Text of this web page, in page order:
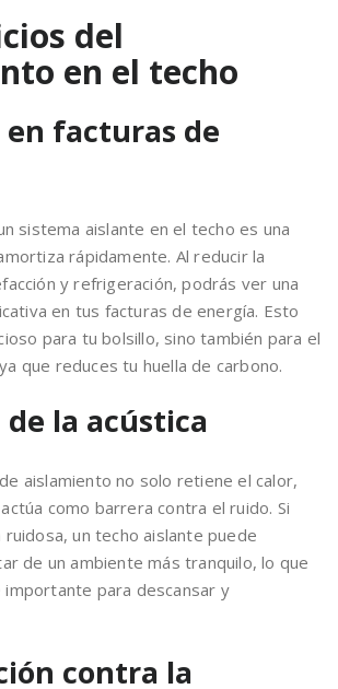
del
en el techo
facturas de
sistema aislante en el techo es una
rápidamente. Al reducir la
y refrigeración, podrás ver una
en tus facturas de energía. Esto
para tu bolsillo, sino también para el
que reduces tu huella de carbono.
la acústica
aislamiento no solo retiene el calor,
como barrera contra el ruido. Si
ruidosa, un techo aislante puede
de un ambiente más tranquilo, lo que
para descansar y
contra la